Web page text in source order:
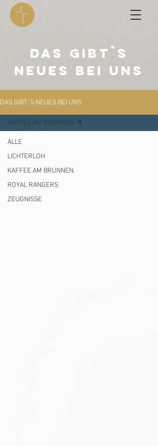
DAS GIBT`S
NEUES BEI UNS
DAS GIBT´S NEUES BEI UNS
ALLE
LICHTERLOH
KAFFEE AM BRUNNEN
ROYAL RANGERS
ZEUGNISSE
KAFFEE AM BRUNNEN